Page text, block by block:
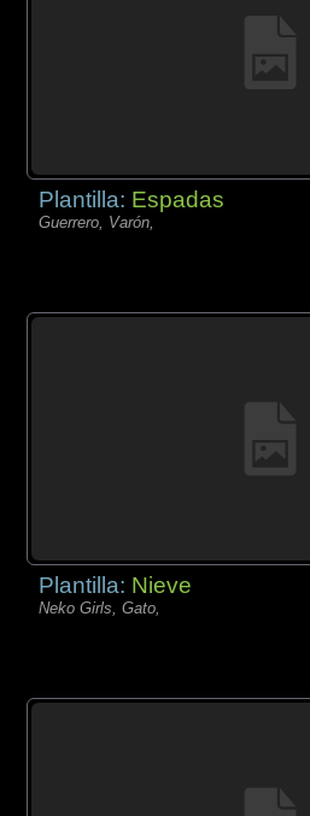
Plantilla: Espadas
Guerrero, Varón,
Plantilla: Nieve
Neko Girls, Gato,